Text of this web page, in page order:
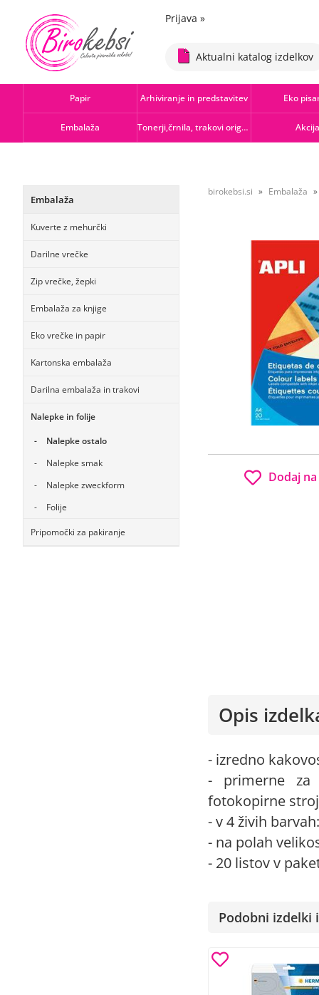
Prijava »
Aktualni katalog izdelkov
Papir Arhiviranje in predstavitev Eko
Embalaža Tonerji,črnila, trakovi orig.-rec. Akcija
Embalaža
Kuverte z mehurčki
Darilne vrečke
Zip vrečke, žepki
Embalaža za knjige
Eko vrečke in papir
Kartonska embalaža
Darilna embalaža in trakovi
Nalepke in folije
Nalepke ostalo
Nalepke smak
Nalepke zweckform
Folije
Pripomočki za pakiranje
birokebsi.si Embalaža
Dodaj
Opis
- izredno
- primerne za
fotokopirne
- v 4 živih
- na polah
- 20 listov v
Podobni izdelki